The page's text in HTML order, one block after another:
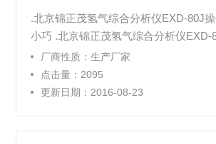
.北京锦正茂氢气综合分析仪EXD-80J
小巧 .北京锦正茂氢气综合分析仪EXD-80J抗污染、抗
干扰 .北京锦正茂氢气综合分析仪EXD-80J灵敏度高、
稳定性好 .北京锦正茂氢气综合分析仪EXD-80J支持温
度自动补偿功能 .本溪氢气综合分析仪EXD-80J测量速
厂商性质：生产厂家
点击量：2095
更新日期：2016-08-23